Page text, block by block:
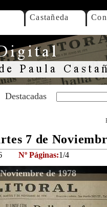
Castañeda
Destacadas
7 de
Nº Páginas:1/4
de 1978